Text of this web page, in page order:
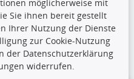
eine
wird verfolgt.
möglicherweise mit
Sie ihnen bereit gestellt
Ihrer Nutzung der Dienste
zur Cookie-Nutzung
der Datenschutzerklärung
widerrufen.